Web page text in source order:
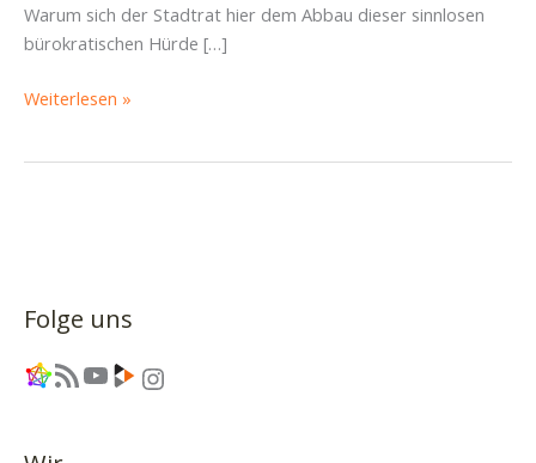
Warum sich der Stadtrat hier dem Abbau dieser sinnlosen
bürokratischen Hürde […]
Krankenkassenkarte
Weiterlesen »
Folge uns
Link RSS-Feed YouTube Link Instagram